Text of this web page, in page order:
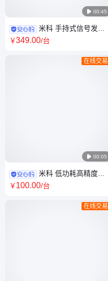
 00:45
米科 手持式信号发生
器 高精度 直流电压电流等信号
￥349.00/台
 00:05
在线交易
米科 低功耗高精度的
电压传感器 电压变送器24V电
￥100.00/台
在线交易